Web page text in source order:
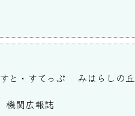
と・すてっぷ
みはらしの丘
機関広報誌